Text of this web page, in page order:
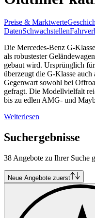
Preise & Marktwerte
DatenSchwachstellen
Die Mercedes-Benz G-
als robustester
gebaut wird. Ursprünglich
überzeugt die G-Klasse
Gegenwart sowohl bei
gefragt. Die Modellvielfalt
bis zu edlen AMG- und
Weiterlesen
Suchergebnisse
38 Angebote zu Ihrer Suche
Neue Angebote zuerst